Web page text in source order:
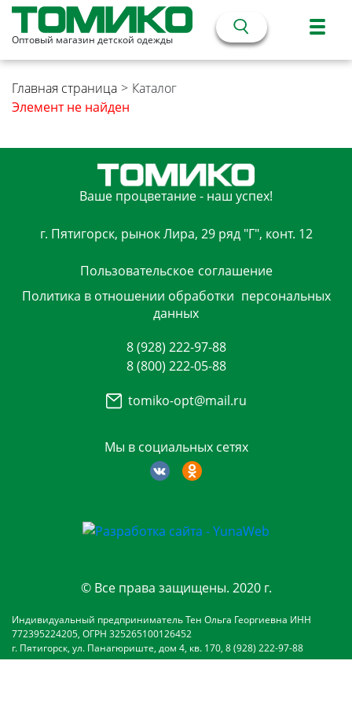
Оптовый магазин детской одежды
Главная страница > Каталог
Элемент не найден
Ваше процветание - наш успех!
г. Пятигорск, рынок Лира, 29 ряд "Г", конт. 12
Пользовательское соглашение
Политика в отношении обработки персональных
данных
Мы в социальных сетях
8 (928) 222-97-88
8 (800) 222-05-88
tomiko-opt@mail.ru
© Все права защищены. 2020 г.
Индивидуальный предприниматель Тен Ольга Георгиевна ИНН
772395224205, ОГРН 325265100126452
г. Пятигорск, ул. Панагюриште, дом 4, кв. 170, 8 (928) 222-97-88